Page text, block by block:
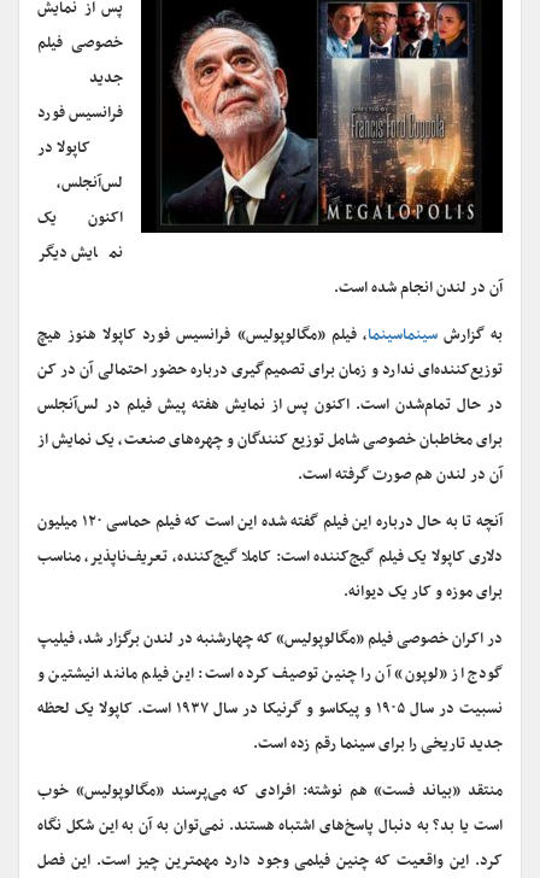
پس از نمایش
خصوصی فیلم
جدید
فرانسیس فورد
کاپولا در
لس‌آنجلس،
اکنون یک
نمایش دیگر
آن در لندن انجام شده است.
به گزارشسینماسینما، فیلم «مگالوپولیس» فرانسیس فورد کاپولا هنوز هیچ
توزیع‌کننده‌ای ندارد و زمان برای تصمیم‌گیری درباره حضور احتمالی آن در کن
در حال تمام‌شدن است. اکنون پس از نمایش هفته پیش فیلم در لس‌آنجلس
برای مخاطبان خصوصی شامل توزیع کنندگان و چهره‌های صنعت، یک نمایش از
آن در لندن هم صورت گرفته است.
آنچه تا به حال درباره این فیلم گفته شده این است که فیلم حماسی ۱۲۰ میلیون
دلاری کاپولا یک فیلم گیج‌کننده است: کاملا گیج‌کننده، تعریف‌ناپذیر، مناسب
برای موزه و کار یک دیوانه.
در اکران خصوصی فیلم «مگالوپولیس» که چهارشنبه در لندن برگزار شد، فیلیپ
گودج از «لوپون» آن را چنین توصیف کرده است: این فیلم مانند انیشتین و
نسبیت در سال ۱۹۰۵ و پیکاسو و گرنیکا در سال ۱۹۳۷ است. کاپولا یک لحظه
جدید تاریخی را برای سینما رقم زده است.
منتقد «بیاند فست» هم نوشته: افرادی که می‌پرسند «مگالوپولیس» خوب
است یا بد؟ به دنبال پاسخ‌های اشتباه هستند. نمی‌توان به آن به این شکل نگاه
کرد. این واقعیت که چنین فیلمی وجود دارد مهمترین چیز است. این فصل